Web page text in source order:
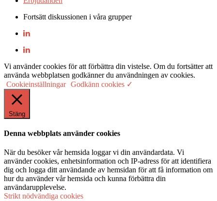
Fortsätt diskussionen i våra grupper
Vi använder cookies för att förbättra din vistelse. Om du fortsätter att
använda webbplatsen godkänner du användningen av cookies.
Cookieinställningar Godkänn cookies ✓
Stäng
Denna webbplats använder cookies
När du besöker vår hemsida loggar vi din användardata. Vi
använder cookies, enhetsinformation och IP-adress för att identifiera
dig och logga ditt användande av hemsidan för att få information om
hur du använder vår hemsida och kunna förbättra din
användarupplevelse.
Strikt nödvändiga cookies